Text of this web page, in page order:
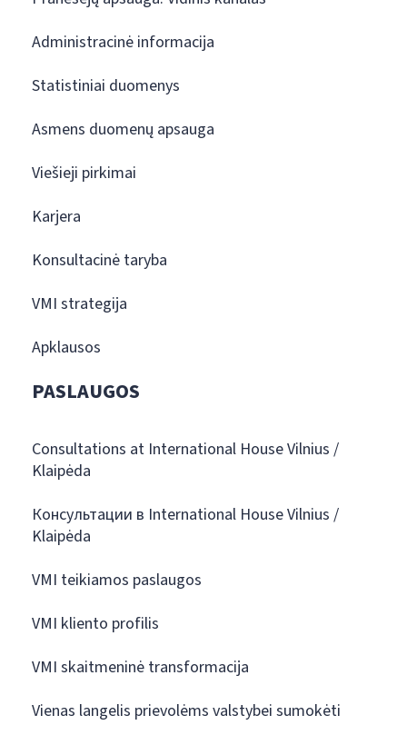
Administracinė informacija
Statistiniai duomenys
Asmens duomenų apsauga
Viešieji pirkimai
Karjera
Konsultacinė taryba
VMI strategija
Apklausos
PASLAUGOS
Consultations at International House Vilnius /
Klaipėda
Консультации в International House Vilnius /
Klaipėda
VMI teikiamos paslaugos
VMI kliento profilis
VMI skaitmeninė transformacija
Vienas langelis prievolėms valstybei sumokėti